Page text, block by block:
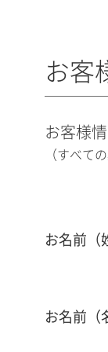
お客
お客様
（すべて
お名前（
お名前（